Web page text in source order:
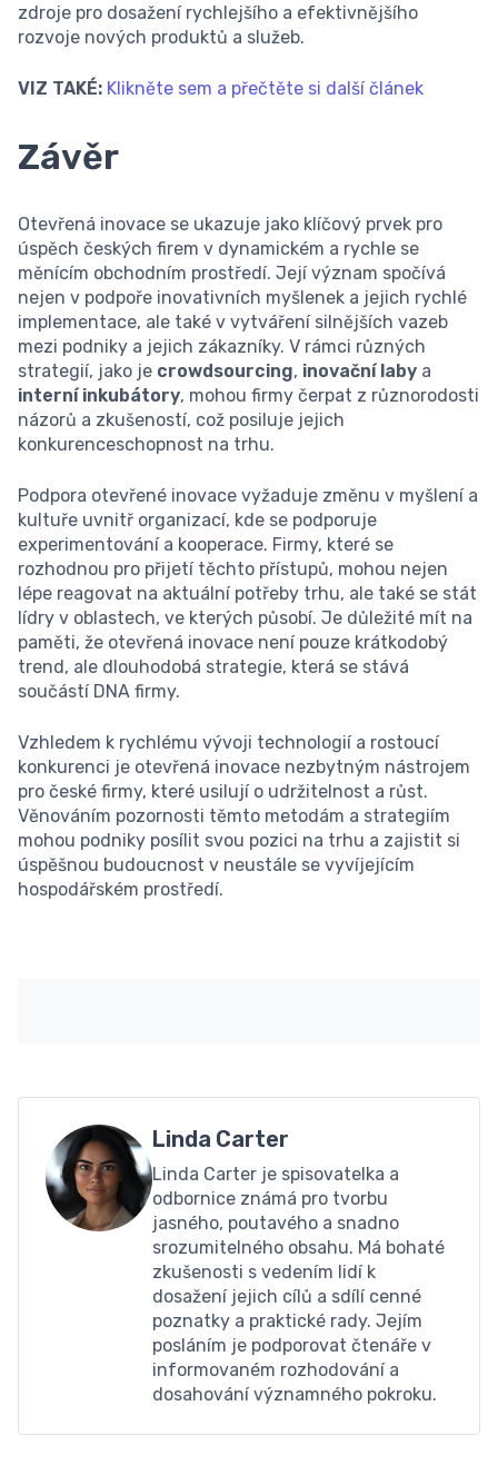
zdroje pro dosažení rychlejšího a efektivnějšího
rozvoje nových produktů a služeb.
VIZ TAKÉ: Klikněte sem a přečtěte si další článek
Závěr
Otevřená inovace se ukazuje jako klíčový prvek pro
úspěch českých firem v dynamickém a rychle se
měnícím obchodním prostředí. Její význam spočívá
nejen v podpoře inovativních myšlenek a jejich rychlé
implementace, ale také v vytváření silnějších vazeb
mezi podniky a jejich zákazníky. V rámci různých
strategií, jako je crowdsourcing, inovační laby a
interní inkubátory, mohou firmy čerpat z různorodosti
názorů a zkušeností, což posiluje jejich
konkurenceschopnost na trhu.
Podpora otevřené inovace vyžaduje změnu v myšlení a
kultuře uvnitř organizací, kde se podporuje
experimentování a kooperace. Firmy, které se
rozhodnou pro přijetí těchto přístupů, mohou nejen
lépe reagovat na aktuální potřeby trhu, ale také se stát
lídry v oblastech, ve kterých působí. Je důležité mít na
paměti, že otevřená inovace není pouze krátkodobý
trend, ale dlouhodobá strategie, která se stává
součástí DNA firmy.
Vzhledem k rychlému vývoji technologií a rostoucí
konkurenci je otevřená inovace nezbytným nástrojem
pro české firmy, které usilují o udržitelnost a růst.
Věnováním pozornosti těmto metodám a strategiím
mohou podniky posílit svou pozici na trhu a zajistit si
úspěšnou budoucnost v neustále se vyvíjejícím
hospodářském prostředí.
Linda Carter
Linda Carter je spisovatelka a
odbornice známá pro tvorbu
jasného, ​​poutavého a snadno
srozumitelného obsahu. Má bohaté
zkušenosti s vedením lidí k
dosažení jejich cílů a sdílí cenné
poznatky a praktické rady. Jejím
posláním je podporovat čtenáře v
informovaném rozhodování a
dosahování významného pokroku.